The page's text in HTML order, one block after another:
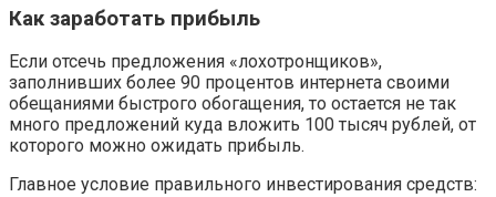
Как заработать прибыль
Если отсечь предложения «лохотронщиков»,
заполнивших более 90 процентов интернета своими
обещаниями быстрого обогащения, то остается не так
много предложений куда вложить 100 тысяч рублей, от
которого можно ожидать прибыль.
Главное условие правильного инвестирования средств: